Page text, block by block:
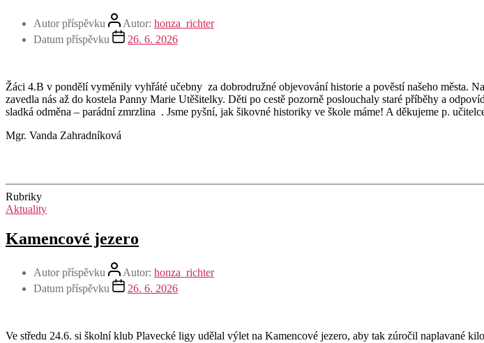
Autor příspěvku Autor: honza_richter
Datum příspěvku
26. 6. 2026
Žáci 4.B v pondělí vyměnily vyhřáté učebny za dobrodružné objevování historie a pověstí našeho města.
zavedla nás až do kostela Panny Marie Utěšitelky. Děti po cestě pozorně poslouchaly staré příběhy a
sladká odměna – parádní zmrzlina . Jsme pyšní, jak šikovné historiky ve škole máme! A děkujeme p.
Mgr. Vanda Zahradníková
Rubriky
Aktuality
Kamencové jezero
Autor příspěvku Autor: honza_richter
Datum příspěvku
26. 6. 2026
Ve středu 24.6. si školní klub Plavecké ligy udělal výlet na Kamencové jezero, aby tak zúročil naplavané